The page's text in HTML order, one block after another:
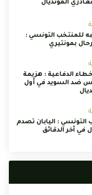
المونديال
للمنتخب التونسي :
بمونتيري
الدفاعية : هزيمة
ضد السويد في أول
التونسي : اليابان تصدم
في آخر الدقائق